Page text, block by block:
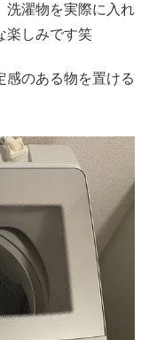
洗濯物を実際に入れ
楽しみです笑
感のある物を置ける